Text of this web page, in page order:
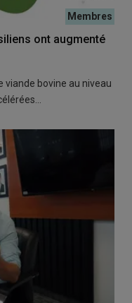
ont augmenté
viande bovine au niveau